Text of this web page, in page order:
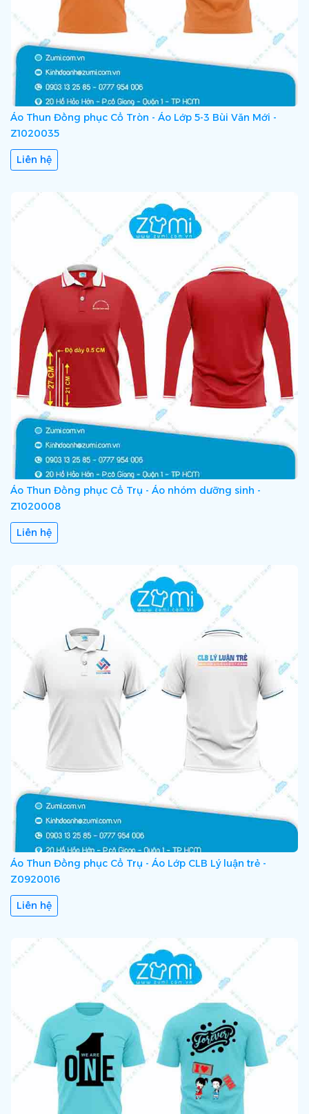
Áo Thun Đồng phục Cổ Tròn - Áo Lớp 5-3 Bùi Văn Mới -
Z1020035
Liên hệ
Áo Thun Đồng phục Cổ Trụ - Áo nhóm dưỡng sinh -
Z1020008
Liên hệ
Áo Thun Đồng phục Cổ Trụ - Áo Lớp CLB Lý luận trẻ -
Z0920016
Liên hệ